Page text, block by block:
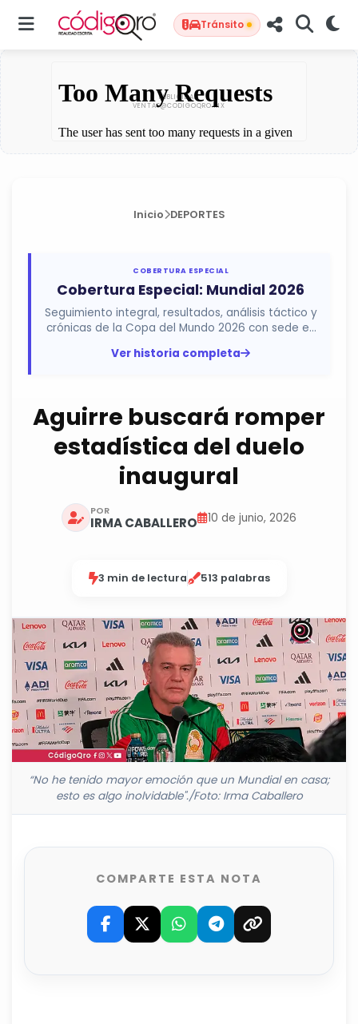
Tránsito
Inicio DEPORTES
COBERTURA ESPECIAL
Cobertura Especial: Mundial 2026
Seguimiento integral, resultados, análisis táctico y
crónicas de la Copa del Mundo 2026 con sede en
Ver historia completa
Aguirre buscará romper
estadística del duelo
inaugural
POR
IRMA CABALLERO 10 de junio, 2026
3 min de lectura 513 palabras
“No he tenido mayor emoción que un Mundial en casa;
esto es algo inolvidable"./Foto: Irma Caballero
COMPARTE ESTA NOTA